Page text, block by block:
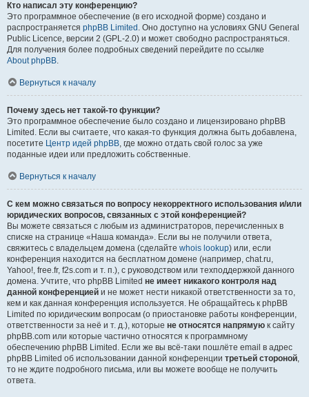
Кто написал эту конференцию?
Это программное обеспечение (в его исходной форме) создано и
распространяется phpBB Limited . Оно доступно на условиях GNU General
Public Licence, версии 2 (GPL-2.0) и может свободно распространяться.
Для получения более подробных сведений перейдите по ссылке
About phpBB.
Вернуться к началу
Почему здесь нет такой-то функции?
Это программное обеспечение было создано и лицензировано phpBB
Limited. Если вы считаете, что какая-то функция должна быть добавлена,
посетите Центр идей phpBB, где можно отдать свой голос за уже
поданные идеи или предложить собственные.
Вернуться к началу
С кем можно связаться по вопросу некорректного использования и/или
юридических вопросов, связанных с этой конференцией?
Вы можете связаться с любым из администраторов, перечисленных в
списке на странице «Наша команда». Если вы не получили ответа,
свяжитесь с владельцем домена (сделайте whois lookup) или, если
конференция находится на бесплатном домене (например, chat.ru,
Yahoo!, free.fr, f2s.com и т. п.), с руководством или техподдержкой данного
домена. Учтите, что phpBB Limited не имеет никакого контроля над
данной конференцией и не может нести никакой ответственности за то,
кем и как данная конференция используется. Не обращайтесь к phpBB
Limited по юридическим вопросам (о приостановке работы конференции,
ответственности за неё и т. д.), которые не относятся напрямую к сайту
phpBB.com или которые частично относятся к программному
обеспечению phpBB Limited. Если же вы всё-таки пошлёте email в адрес
phpBB Limited об использовании данной конференции третьей стороной,
то не ждите подробного письма, или вы можете вообще не получить
ответа.